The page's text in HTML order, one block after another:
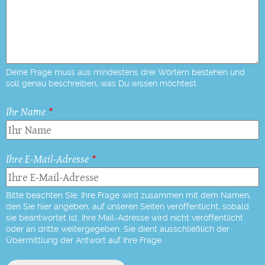
Deine Frage muss aus mindestens drei Wörtern bestehen und
soll genau beschreiben, was Du wissen möchtest.
Ihr Name
Ihre E-Mail-Adresse
Bitte beachten Sie: Ihre Frage wird zusammen mit dem Namen,
den Sie hier angeben, auf unseren Seiten veröffentlicht, sobald
sie beantwortet ist. Ihre Mail-Adresse wird nicht veröffentlicht
oder an dritte weitergegeben. Sie dient ausschließlich der
Übermittlung der Antwort auf Ihre Frage.